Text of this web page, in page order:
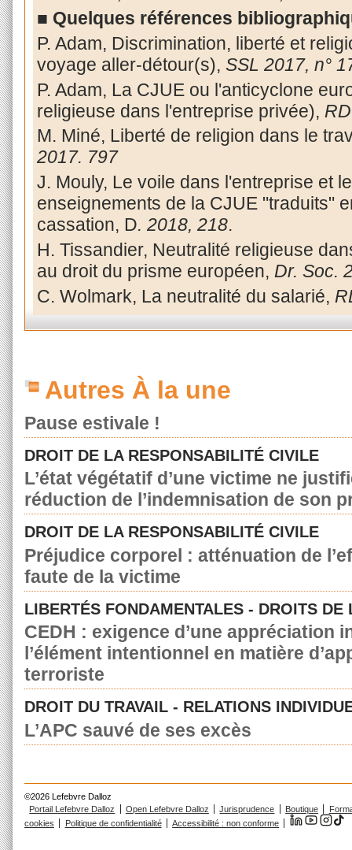
■ Quelques références
P. Adam, Discrimination, liberté et
voyage aller-détour(s), SSL 2017, n°
P. Adam, La CJUE ou l'anticyclone
religieuse dans l'entreprise privée),
M. Miné, Liberté de religion dans le
2017. 797
J. Mouly, Le voile dans l'entreprise et
enseignements de la CJUE "traduits"
cassation, D. 2018, 218.
H. Tissandier, Neutralité religieuse
au droit du prisme européen, Dr. Soc.
C. Wolmark, La neutralité du salarié,
Autres À la une
Pause estivale !
DROIT DE LA RESPONSABILITÉ CIVILE
L’état végétatif d’une victime ne
réduction de l’indemnisation de son
DROIT DE LA RESPONSABILITÉ CIVILE
Préjudice corporel : atténuation de
faute de la victime
LIBERTÉS FONDAMENTALES - DROITS DE
CEDH : exigence d’une appréciation
l’élément intentionnel en matière
terroriste
DROIT DU TRAVAIL - RELATIONS
L’APC sauvé de ses excès
©2026 Lefebvre Dalloz
Portail Lefebvre Dalloz
Open Lefebvre Dalloz Jurisprudence Boutique
cookies
Politique de confidentialité Accessibilité : non conforme